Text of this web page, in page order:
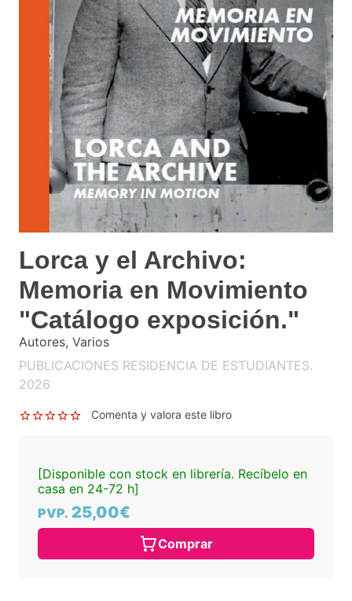
Lorca y el Archivo:
Memoria en Movimiento
"Catálogo exposición."
Autores, Varios
PUBLICACIONES RESIDENCIA DE ESTUDIANTES.
2026
Comenta y valora este libro
[Disponible con stock en librería. Recíbelo en
casa en 24-72 h]
PVP. 25,00€
Comprar